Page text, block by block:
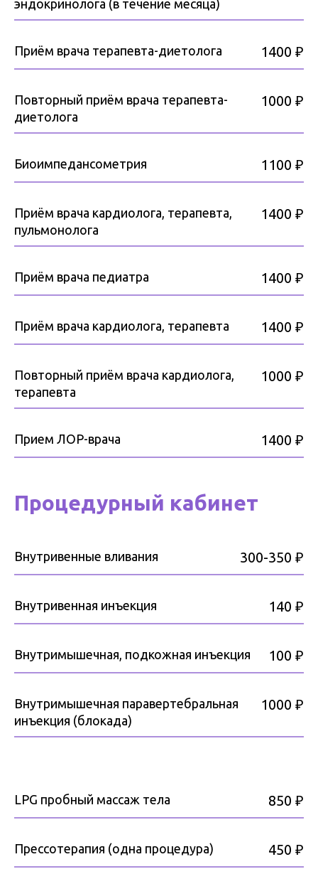
эндокринолога (в течение месяца)
Приём врача терапевта-диетолога 1400 ₽
Повторный приём врача терапевта-
диетолога
1000 ₽
Биоимпедансометрия 1100 ₽
Приём врача кардиолога, терапевта,
пульмонолога
1400 ₽
Приём врача педиатра 1400 ₽
Приём врача кардиолога, терапевта 1400 ₽
Повторный приём врача кардиолога,
терапевта
1000 ₽
Прием ЛОР-врача 1400 ₽
Процедурный кабинет
Внутривенные вливания 300-350 ₽
Внутривенная инъекция 140 ₽
Внутримышечная, подкожная инъекция 100 ₽
Внутримышечная паравертебральная
инъекция (блокада)
1000 ₽
LPG пробный массаж тела 850 ₽
Прессотерапия (одна процедура) 450 ₽